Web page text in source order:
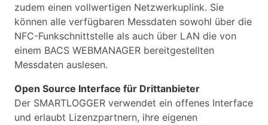
zudem einen vollwertigen Netzwerkuplink. Sie
können alle verfügbaren Messdaten sowohl über die
NFC-Funkschnittstelle als auch über LAN die von
einem BACS WEBMANAGER bereitgestellten
Messdaten auslesen.
Open Source Interface für Drittanbieter
Der SMARTLOGGER verwendet ein offenes Interface
und erlaubt Lizenzpartnern, ihre eigenen